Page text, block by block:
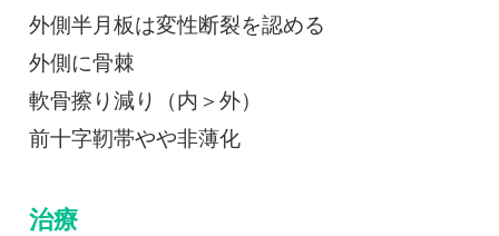
外側半月板は変性断裂を認める
外側に骨棘
軟骨擦り減り（内＞外）
前十字靭帯やや非薄化
治療